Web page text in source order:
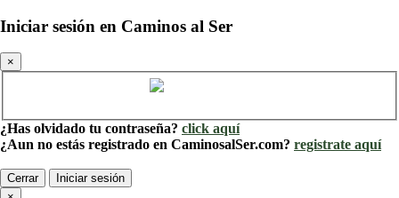
Iniciar sesión en Caminos al Ser
×
¿Has olvidado tu contraseña? click aquí
¿Aun no estás registrado en CaminosalSer.com? registrate aquí
Cerrar
Iniciar sesión